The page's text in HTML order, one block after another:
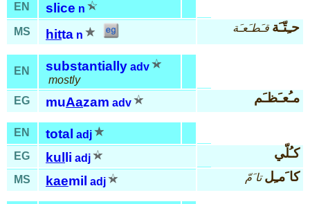
EN slice n
MS
hitta n
حـِتّـَة قـَطـَعـَة
EN substantially adv
mostly
EG
muAazam adv مـُعـَظـَم
EN total adj
EG
kul li adj كـُلّي
MS kaemil adj كا َمـِل تا َمّ